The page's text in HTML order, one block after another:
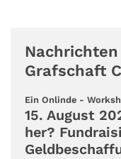
Grafschaft
Ein Onlinde -
15. August
her?